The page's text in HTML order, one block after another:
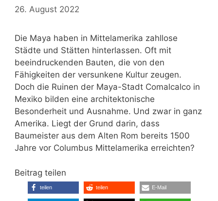
26. August 2022
Die Maya haben in Mittelamerika zahllose
Städte und Stätten hinterlassen. Oft mit
beeindruckenden Bauten, die von den
Fähigkeiten der versunkene Kultur zeugen.
Doch die Ruinen der Maya-Stadt Comalcalco in
Mexiko bilden eine architektonische
Besonderheit und Ausnahme. Und zwar in ganz
Amerika. Liegt der Grund darin, dass
Baumeister aus dem Alten Rom bereits 1500
Jahre vor Columbus Mittelamerika erreichten?
Beitrag teilen
teilen teilen E-Mail